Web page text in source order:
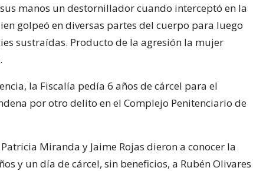
manos un destornillador cuando interceptó en la
golpeó en diversas partes del cuerpo para luego
sustraídas. Producto de la agresión la mujer
la Fiscalía pedía 6 años de cárcel para el
por otro delito en el Complejo Penitenciario de
Miranda y Jaime Rojas dieron a conocer la
y un día de cárcel, sin beneficios, a Rubén Olivares